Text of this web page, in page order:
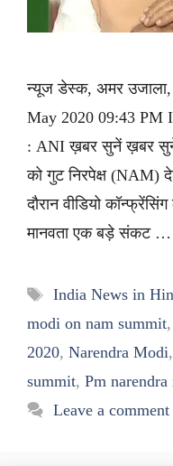
न्यूज डेस्क, अमर उजाला,
May 2020 09:43 PM
: ANI ख़बर सुनें ख़बर सुनें
को गुट निरपेक्ष (NAM)
दौरान वीडियो
मानवता एक बड़े संकट …
Tags
India News in
modi on nam summit,
2020, Narendra Modi,
summit, Pm
Leave a comment